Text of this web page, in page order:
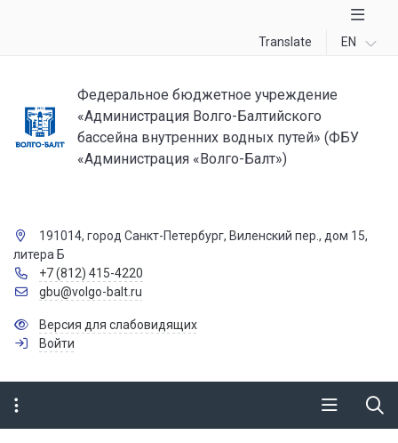
Translate EN
Федеральное бюджетное учреждение
«Администрация Волго-Балтийского
бассейна внутренних водных путей» (ФБУ
«Администрация «Волго-Балт»)
191014, город Санкт-Петербург, Виленский пер., дом 15,
литера Б
+7 (812) 415-4220
gbu@volgo-balt.ru
Версия для слабовидящих
Войти